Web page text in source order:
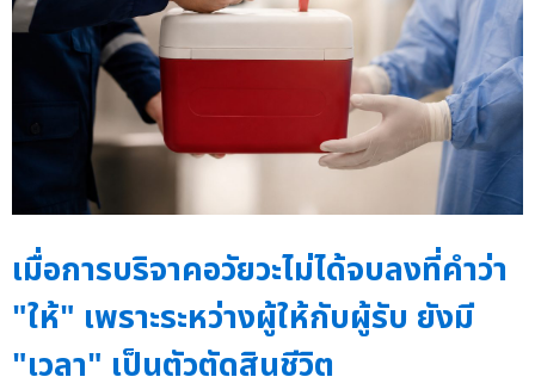
เมื่อการบริจาคอวัยวะไม่ได้จบลงที่คำว่า
"ให้" เพราะระหว่างผู้ให้กับผู้รับ ยังมี
"เวลา" เป็นตัวตัดสินชีวิต